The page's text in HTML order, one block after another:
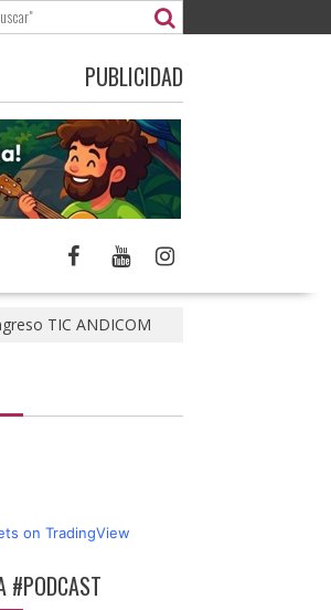
PUBLICIDAD
TIC ANDICOM
on TradingView
#PODCAST